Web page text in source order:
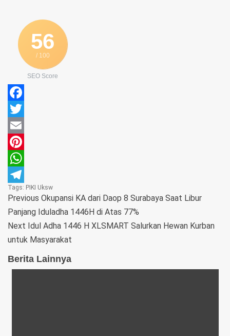
56
/ 100
SEO Score
Facebook
Twitter
Email
Pinterest
WhatsApp
Telegram
Tags: PIKI Uksw
Previous Okupansi KA dari Daop 8 Surabaya Saat Libur
Panjang Iduladha 1446H di Atas 77%
Next Idul Adha 1446 H XLSMART Salurkan Hewan Kurban
untuk Masyarakat
Berita Lainnya